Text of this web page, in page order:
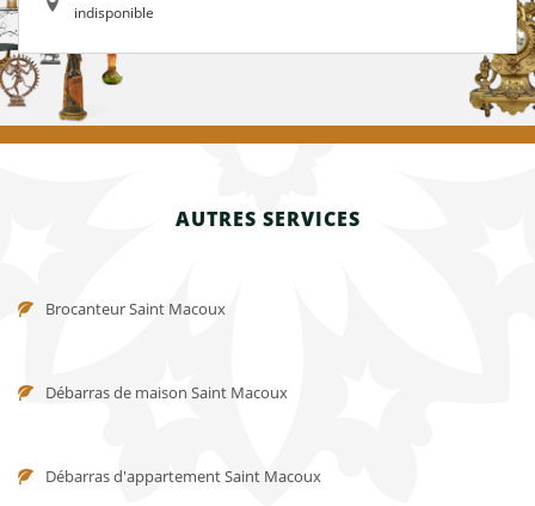
indisponible
AUTRES SERVICES
Brocanteur Saint Macoux
Débarras de maison Saint Macoux
Débarras d'appartement Saint Macoux